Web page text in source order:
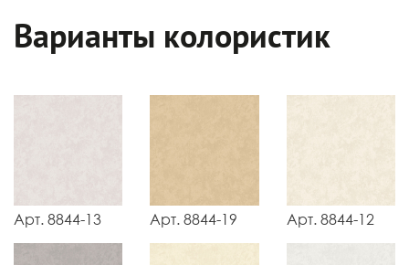
Варианты колористик
Арт. 8844-13 Арт. 8844-19 Арт. 8844-12